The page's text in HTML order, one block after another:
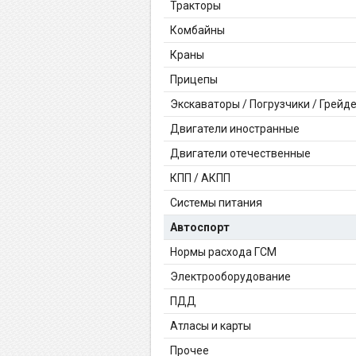
Тракторы
Комбайны
Краны
Прицепы
Экскаваторы / Погрузчики /
Двигатели иностранные
Двигатели отечественные
КПП / АКПП
Системы питания
Автоспорт
Нормы расхода ГСМ
Электрооборудование
ПДД
Атласы и карты
Прочее